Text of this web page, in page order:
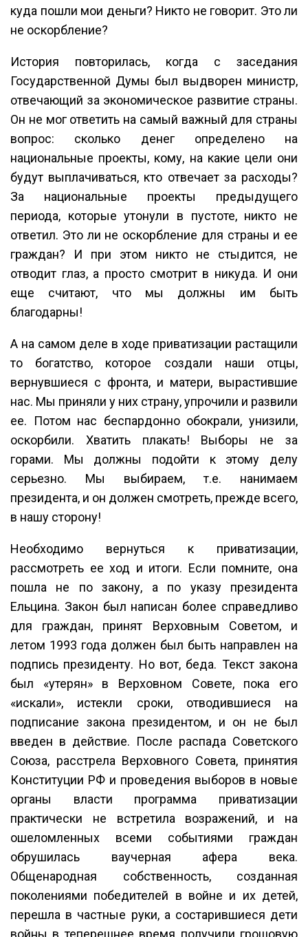
куда пошли мои деньги? Никто не говорит. Это ли
не оскорбление?
История повторилась, когда с заседания
Государственной Думы был выдворен министр,
отвечающий за экономическое развитие страны.
Он не мог ответить на самый важный для страны
вопрос: сколько денег определено на
национальные проекты, кому, на какие цели они
будут выплачиваться, кто отвечает за расходы?
За национальные проекты предыдущего
периода, которые утонули в пустоте, никто не
ответил. Это ли не оскорбление для страны и ее
граждан? И при этом никто не стыдится, не
отводит глаз, а просто смотрит в никуда. И они
еще считают, что мы должны им быть
благодарны!
А на самом деле в ходе приватизации растащили
то богатство, которое создали наши отцы,
вернувшиеся с фронта, и матери, вырастившие
нас. Мы приняли у них страну, упрочили и развили
ее. Потом нас беспардонно обокрали, унизили,
оскорбили. Хватить плакать! Выборы не за
горами. Мы должны подойти к этому делу
серьезно. Мы выбираем, т.е. нанимаем
президента, и он должен смотреть, прежде всего,
в нашу сторону!
Необходимо вернуться к приватизации,
рассмотреть ее ход и итоги. Если помните, она
пошла не по закону, а по указу президента
Ельцина. Закон был написан более справедливо
для граждан, принят Верховным Советом, и
летом 1993 года должен был быть направлен на
подпись президенту. Но вот, беда. Текст закона
был «утерян» в Верховном Совете, пока его
«искали», истекли сроки, отводившиеся на
подписание закона президентом, и он не был
введен в действие. После распада Советского
Союза, расстрела Верховного Совета, принятия
Конституции РФ и проведения выборов в новые
органы власти программа приватизации
практически не встретила возражений, и на
ошеломленных всеми событиями граждан
обрушилась ваучерная афера века.
Общенародная собственность, созданная
поколениями победителей в войне и их детей,
перешла в частные руки, а состарившиеся дети
войны в теперешнее время получили грошовую